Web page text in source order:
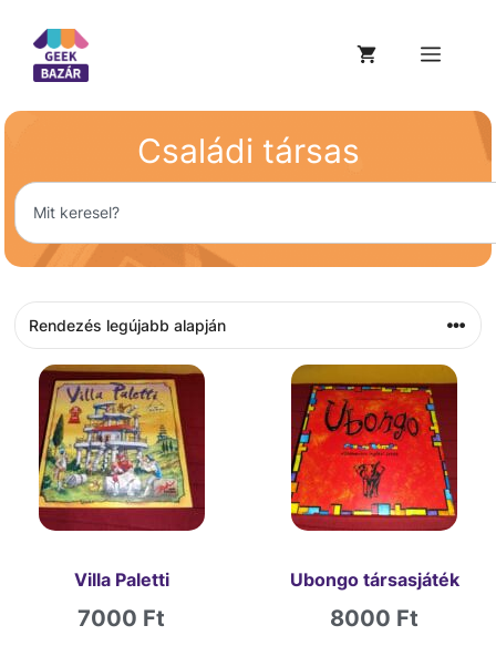
Családi társas
Villa Paletti
7000 Ft
Ubongo társasjáték
8000 Ft